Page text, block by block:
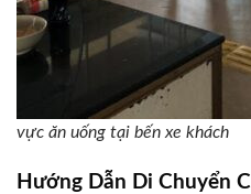
vực ăn uống tại bến xe khách
Hướng Dẫn Di Chuyển